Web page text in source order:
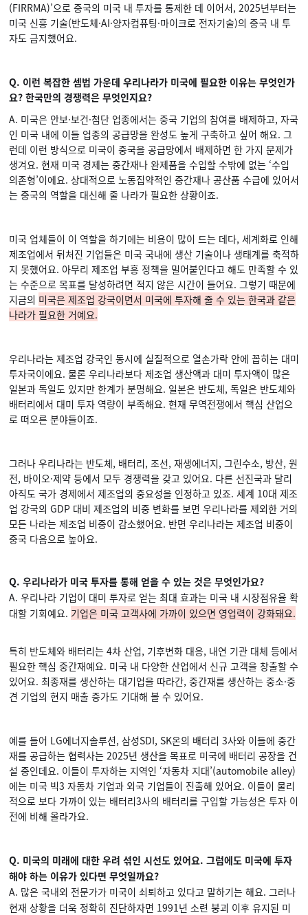
(FIRRMA)’으로 중국의 미국 내 투자를 통제한 데 이어서, 2025년부터는
미국 신흥 기술(반도체·AI·양자컴퓨팅·마이크로 전자기술)의 중국 내 투
자도 금지했어요.
Q. 이런 복잡한 셈법 가운데 우리나라가 미국에 필요한 이유는 무엇인가
요? 한국만의 경쟁력은 무엇인지요?
A. 미국은 안보·보건·첨단 업종에서는 중국 기업의 참여를 배제하고, 자국
인 미국 내에 이들 업종의 공급망을 완성도 높게 구축하고 싶어 해요. 그
런데 이런 방식으로 미국이 중국을 공급망에서 배제하면 한 가지 문제가
생겨요. 현재 미국 경제는 중간재나 완제품을 수입할 수밖에 없는 ‘수입
의존형’이에요. 상대적으로 노동집약적인 중간재나 공산품 수급에 있어서
는 중국의 역할을 대신해 줄 나라가 필요한 상황이죠.
미국 업체들이 이 역할을 하기에는 비용이 많이 드는 데다, 세계화로 인해
제조업에서 뒤처진 기업들은 미국 국내에 생산 기술이나 생태계를 축적하
지 못했어요. 아무리 제조업 부흥 정책을 밀어붙인다고 해도 만족할 수 있
는 수준으로 목표를 달성하려면 적지 않은 시간이 들어요. 그렇기 때문에
지금의 미국은 제조업 강국이면서 미국에 투자해 줄 수 있는 한국과 같은
나라가 필요한 거예요.
우리나라는 제조업 강국인 동시에 실질적으로 열손가락 안에 꼽히는 대미
투자국이에요. 물론 우리나라보다 제조업 생산액과 대미 투자액이 많은
일본과 독일도 있지만 한계가 분명해요. 일본은 반도체, 독일은 반도체와
배터리에서 대미 투자 역량이 부족해요. 현재 무역전쟁에서 핵심 산업으
로 떠오른 분야들이죠.
그러나 우리나라는 반도체, 배터리, 조선, 재생에너지, 그린수소, 방산, 원
전, 바이오·제약 등에서 모두 경쟁력을 갖고 있어요. 다른 선진국과 달리
아직도 국가 경제에서 제조업의 중요성을 인정하고 있죠. 세계 10대 제조
업 강국의 GDP 대비 제조업의 비중 변화를 보면 우리나라를 제외한 거의
모든 나라는 제조업 비중이 감소했어요. 반면 우리나라는 제조업 비중이
중국 다음으로 높아요.
Q. 우리나라가 미국 투자를 통해 얻을 수 있는 것은 무엇인가요?
A. 우리나라 기업이 대미 투자로 얻는 최대 효과는 미국 내 시장점유율 확
대할 기회예요. 기업은 미국 고객사에 가까이 있으면 영업력이 강화돼요.
특히 반도체와 배터리는 4차 산업, 기후변화 대응, 내연 기관 대체 등에서
필요한 핵심 중간재예요. 미국 내 다양한 산업에서 신규 고객을 창출할 수
있어요. 최종재를 생산하는 대기업을 따라간, 중간재를 생산하는 중소·중
견 기업의 현지 매출 증가도 기대해 볼 수 있어요.
예를 들어 LG에너지솔루션, 삼성SDI, SK온의 배터리 3사와 이들에 중간
재를 공급하는 협력사는 2025년 생산을 목표로 미국에 배터리 공장을 건
설 중인데요. 이들이 투자하는 지역인 ‘자동차 지대’(automobile alley)
에는 미국 빅3 자동차 기업과 외국 기업들이 진출해 있어요. 이들이 물리
적으로 보다 가까이 있는 배터리3사의 배터리를 구입할 가능성은 투자 이
전에 비해 올라가요.
Q. 미국의 미래에 대한 우려 섞인 시선도 있어요. 그럼에도 미국에 투자
해야 하는 이유가 있다면 무엇일까요?
A. 많은 국내외 전문가가 미국이 쇠퇴하고 있다고 말하기는 해요. 그러나
현재 상황을 더욱 정확히 진단하자면 1991년 소련 붕괴 이후 유지된 미